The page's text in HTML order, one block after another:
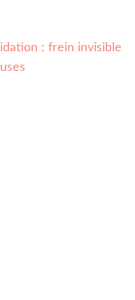
: frein invisible